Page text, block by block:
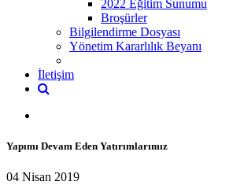
2022 Eğitim Sunumu
Broşürler
Bilgilendirme Dosyası
Yönetim Kararlılık Beyanı
İletişim
Yapımı Devam Eden Yatırımlarımız
04 Nisan 2019